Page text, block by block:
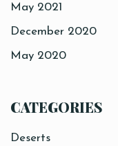
May 2021
December 2020
May 2020
CATEGORIES
Deserts